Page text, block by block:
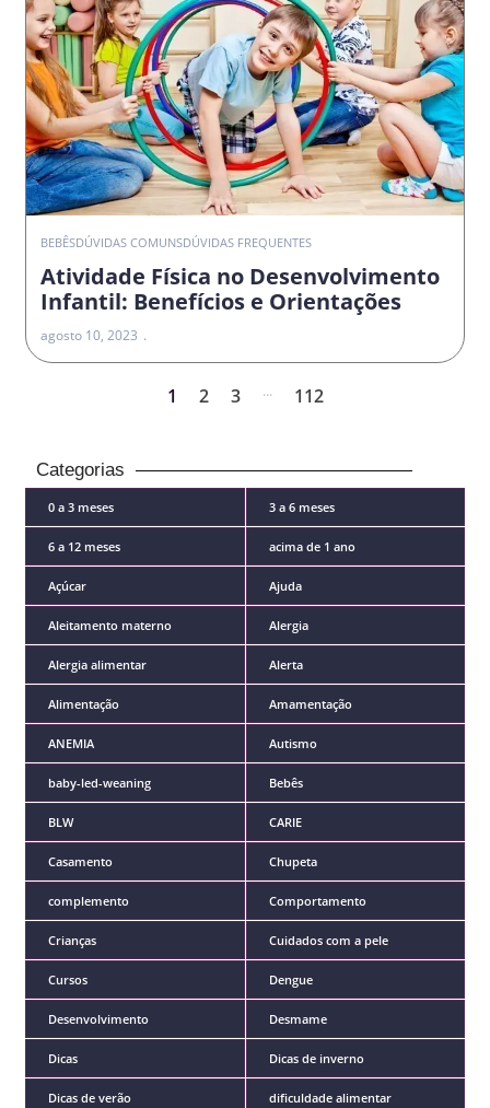
BEBÊSDÚVIDAS COMUNSDÚVIDAS FREQUENTES
Atividade Física no Desenvolvimento
Infantil: Benefícios e Orientações
agosto 10, 2023
1 2 3 ... 112
Categorias
0 a 3 meses 3 a 6 meses
6 a 12 meses acima de 1 ano
Açúcar Ajuda
Aleitamento materno Alergia
Alergia alimentar Alerta
Alimentação Amamentação
ANEMIA Autismo
baby-led-weaning Bebês
BLW CARIE
Casamento Chupeta
complemento Comportamento
Crianças Cuidados com a pele
Cursos Dengue
Desenvolvimento Desmame
Dicas Dicas de inverno
Dicas de verão dificuldade alimentar